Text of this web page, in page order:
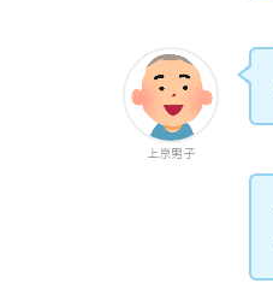
上京男子